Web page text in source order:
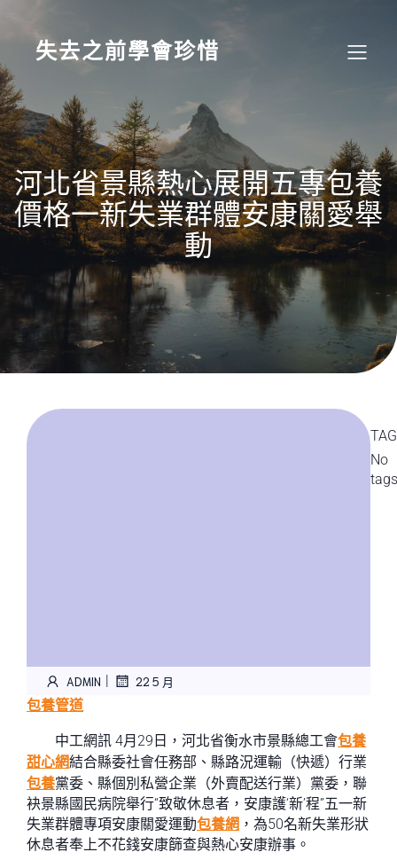
content
失去之前學會珍惜
河北省景縣熱心展開五專包養
價格一新失業群體安康關愛舉
動
ADMIN | 22 5 月
包養管道
中工網訊 4月29日，河北省衡水市景縣總工會包養
甜心網結合縣委社會任務部、縣路況運輸（快遞）行業
包養黨委、縣個別私營企業（外賣配送行業）黨委，聯
袂景縣國民病院舉行“致敬休息者，安康護‘新’程”五一新
失業群體專項安康關愛運動包養網 ，為50名新失業形狀
休息者奉上不花錢安康篩查與熱心安康辦事。
No
tags